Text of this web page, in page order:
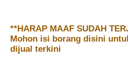
**HARAP MAAF SUDAH
Mohon isi borang disini
dijual terkini